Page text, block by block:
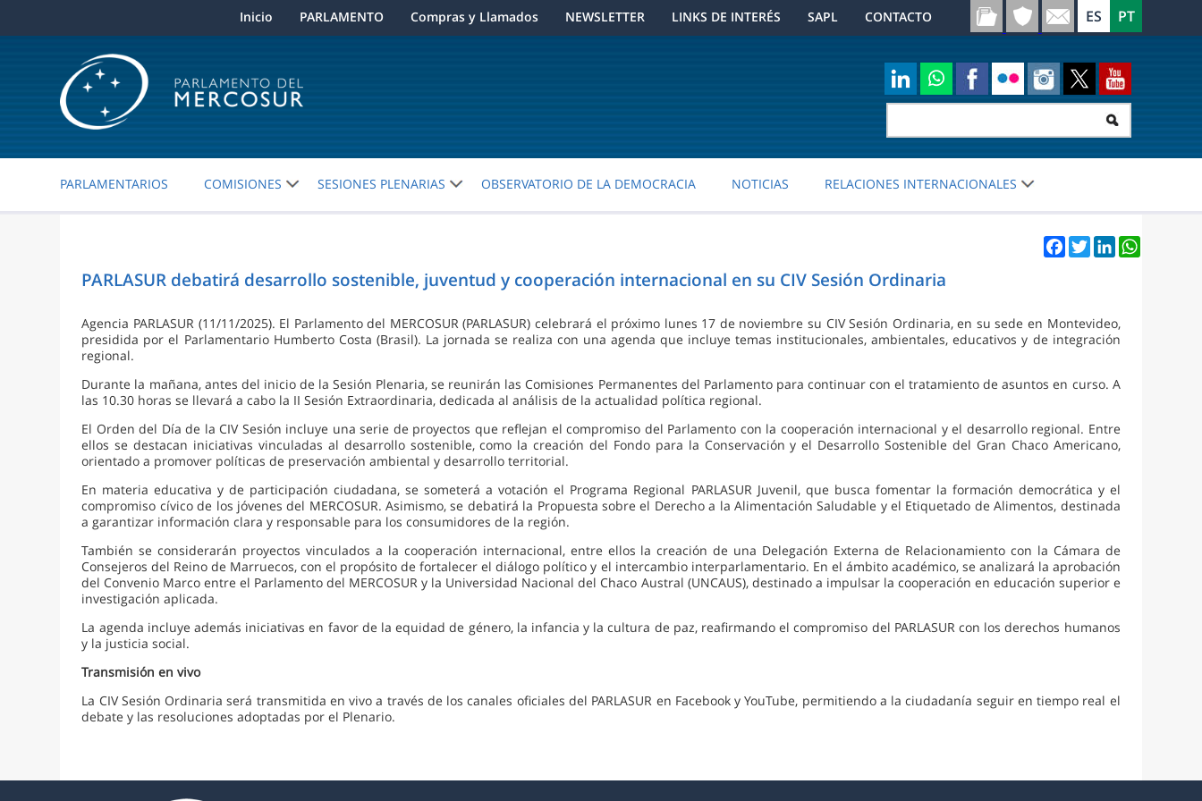
Inicio PARLAMENTO Compras y Llamados NEWSLETTER LINKS DE INTERÉS SAPL CONTACTO
PARLAMENTARIOS COMISIONES SESIONES PLENARIAS OBSERVATORIO DE LA DEMOCRACIA NOTICIAS RELACIONES INTERNACIONALES
Facebook
TwitterLinkedInWhatsApp
PARLASUR debatirá desarrollo sostenible, juventud y cooperación internacional en su CIV Sesión Ordinaria
Agencia PARLASUR (11/11/2025). El Parlamento del MERCOSUR (PARLASUR) celebrará el próximo lunes 17 de noviembre su CIV Sesión Ordinaria, en su sede en Montevideo,
presidida por el Parlamentario Humberto Costa (Brasil). La jornada se realiza con una agenda que incluye temas institucionales, ambientales, educativos y de integración
regional.
Durante la mañana, antes del inicio de la Sesión Plenaria, se reunirán las Comisiones Permanentes del Parlamento para continuar con el tratamiento de asuntos en curso. A
las 10.30 horas se llevará a cabo la II Sesión Extraordinaria, dedicada al análisis de la actualidad política regional.
El Orden del Día de la CIV Sesión incluye una serie de proyectos que reflejan el compromiso del Parlamento con la cooperación internacional y el desarrollo regional. Entre
ellos se destacan iniciativas vinculadas al desarrollo sostenible, como la creación del Fondo para la Conservación y el Desarrollo Sostenible del Gran Chaco Americano,
orientado a promover políticas de preservación ambiental y desarrollo territorial.
En materia educativa y de participación ciudadana, se someterá a votación el Programa Regional PARLASUR Juvenil, que busca fomentar la formación democrática y el
compromiso cívico de los jóvenes del MERCOSUR. Asimismo, se debatirá la Propuesta sobre el Derecho a la Alimentación Saludable y el Etiquetado de Alimentos, destinada
a garantizar información clara y responsable para los consumidores de la región.
También se considerarán proyectos vinculados a la cooperación internacional, entre ellos la creación de una Delegación Externa de Relacionamiento con la Cámara de
Consejeros del Reino de Marruecos, con el propósito de fortalecer el diálogo político y el intercambio interparlamentario. En el ámbito académico, se analizará la aprobación
del Convenio Marco entre el Parlamento del MERCOSUR y la Universidad Nacional del Chaco Austral (UNCAUS), destinado a impulsar la cooperación en educación superior e
investigación aplicada.
La agenda incluye además iniciativas en favor de la equidad de género, la infancia y la cultura de paz, reafirmando el compromiso del PARLASUR con los derechos humanos
y la justicia social.
Transmisión en vivo
La CIV Sesión Ordinaria será transmitida en vivo a través de los canales oficiales del PARLASUR en Facebook y YouTube, permitiendo a la ciudadanía seguir en tiempo real el
debate y las resoluciones adoptadas por el Plenario.